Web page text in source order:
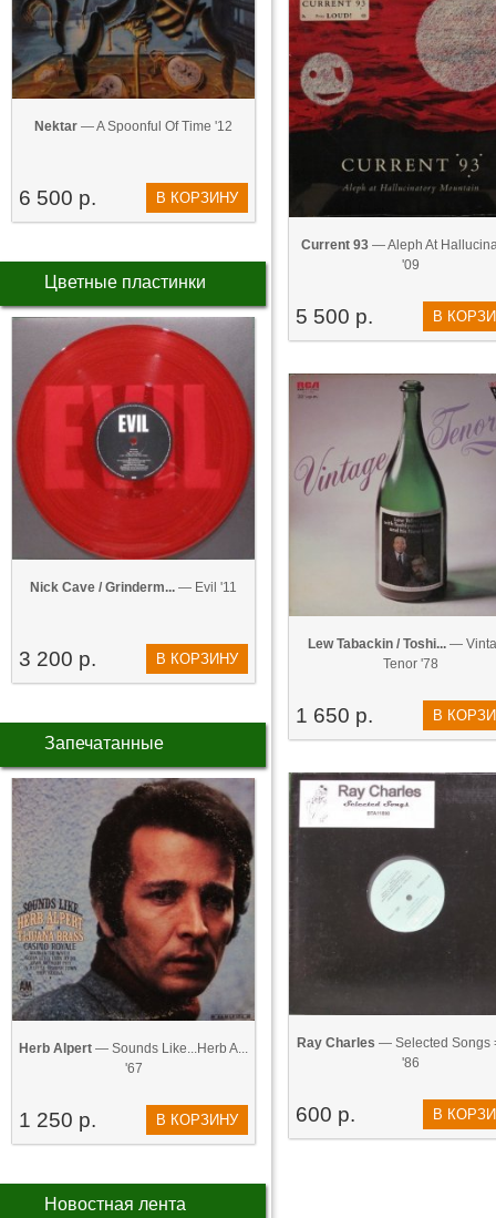
Nektar — A Spoonful Of Time '12
6 500 р. В КОРЗИНУ
Цветные пластинки
Nick Cave / Grinderm... — Evil '11
3 200 р. В КОРЗИНУ
Запечатанные
Herb Alpert — Sounds Like...Herb A...
'67
1 250 р. В КОРЗИНУ
Новостная лента
Current 93 — Aleph At
'09
5 500 р. В
Lew Tabackin / Toshi... —
Tenor '78
1 650 р. В
Ray Charles — Selected Songs
'86
600 р. В